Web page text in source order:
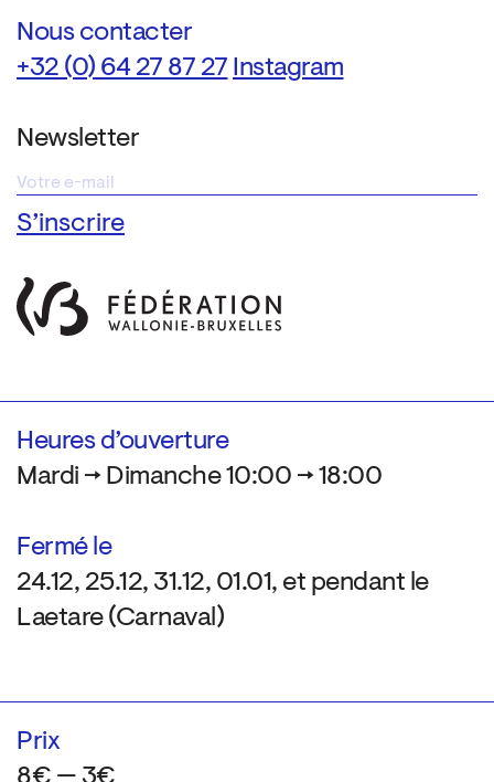
Nous contacter
+32 (0) 64 27 87 27 Instagram
Newsletter
Heures d’ouverture
Mardi → Dimanche 10:00 → 18:00
Fermé le
24.12, 25.12, 31.12, 01.01, et pendant le
Laetare (Carnaval)
Prix